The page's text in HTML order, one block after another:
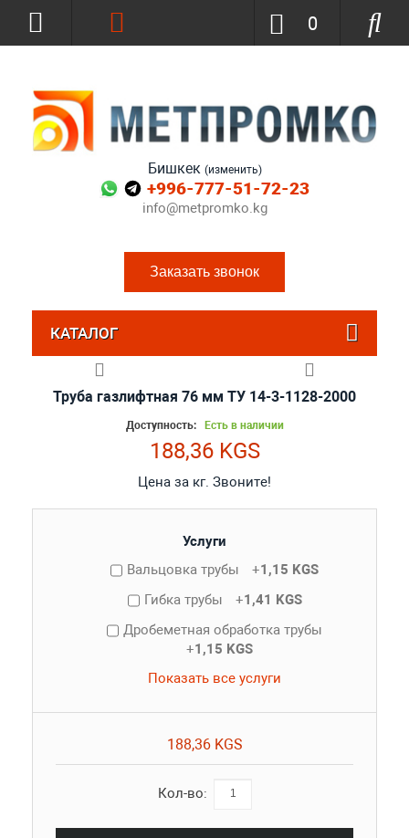
Бишкек (изменить)
+996-777-51-72-23
info@metpromko.kg
Заказать звонок
0
КАТАЛОГ
Труба газлифтная 76 мм ТУ 14-3-1128-2000
Доступность: Есть в наличии
188,36 KGS
Цена за кг. Звоните!
Услуги
Вальцовка трубы
+1,15 KGS
Гибка трубы
+1,41 KGS
Дробеметная обработка трубы
+1,15 KGS
Показать все услуги
188,36 KGS
Кол-во: